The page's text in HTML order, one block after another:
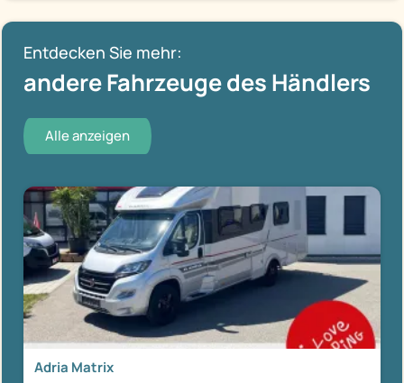
Entdecken Sie mehr:
andere Fahrzeuge des Händlers
Alle anzeigen
Adria Matrix